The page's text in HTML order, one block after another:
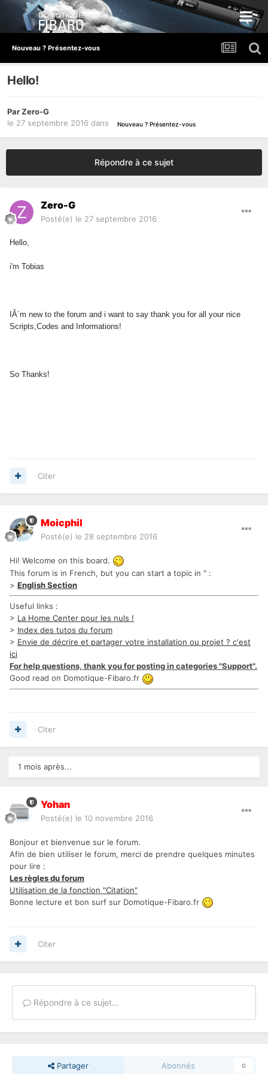
Nouveau ? Présentez-vous
Hello!
ParZero-G
le 27 septembre 2016 dans Nouveau ? Présentez-vous
Répondre à ce sujet
Zero-G
Posté(e) le 27 septembre 2016
Hello,
i'm Tobias
IÂ´m new to the forum and i want to say thank you for all your nice
Scripts,Codes and Informations!
So Thanks!
Citer
Moicphil
Posté(e) le 28 septembre 2016
Hi! Welcome on this board.
This forum is in French, but you can start a topic in " :
> English Section
Useful links :
> La Home Center pour les nuls !
> Index des tutos du forum
> Envie de décrire et partager votre installation ou projet ? c'est
ici
For help questions, thank you for posting in categories "Support".
Good read on Domotique-Fibaro.fr
Citer
1 mois après...
Yohan
Posté(e) le 10 novembre 2016
Bonjour et bienvenue sur le forum.
Afin de bien utiliser le forum, merci de prendre quelques minutes
pour lire :
Les règles du forum
Utilisation de la fonction "Citation"
Bonne lecture et bon surf sur Domotique-Fibaro.fr
Citer
Répondre à ce sujet…
Partager Abonnés 0